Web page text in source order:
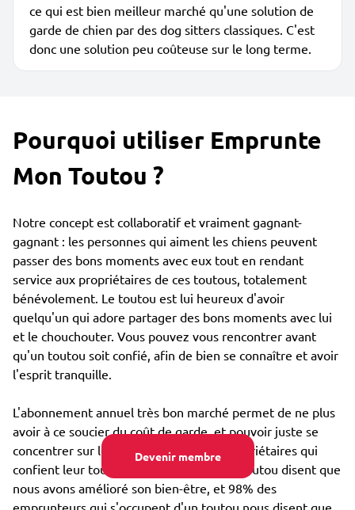
Devenir membre
ce qui est bien meilleur marché qu'une solution de
garde de chien par des dog sitters classiques. C'est
donc une solution peu coûteuse sur le long terme.
Pourquoi utiliser Emprunte
Mon Toutou ?
Notre concept est collaboratif et vraiment gagnant-
gagnant : les personnes qui aiment les chiens peuvent
passer des bons moments avec eux tout en rendant
service aux propriétaires de ces toutous, totalement
bénévolement. Le toutou est lui heureux d'avoir
quelqu'un qui adore partager des bons moments avec lui
et le chouchouter. Vous pouvez vous rencontrer avant
qu'un toutou soit confié, afin de bien se connaître et avoir
l'esprit tranquille.
L'abonnement annuel très bon marché permet de ne plus
avoir à ce soucier du coût de garde, et pouvoir juste se
concentrer sur le bien-être : 85% des propriétaires qui
confient leur toutou par Emprunte Mon Toutou disent que
nous avons amélioré son bien-être, et 98% des
emprunteurs qui s'occupent d'un toutou nous disent que